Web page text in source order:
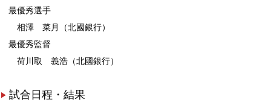
最優秀選手
相澤 菜月（北國銀行）
最優秀監督
荷川取 義浩（北國銀行）
試合日程・結果